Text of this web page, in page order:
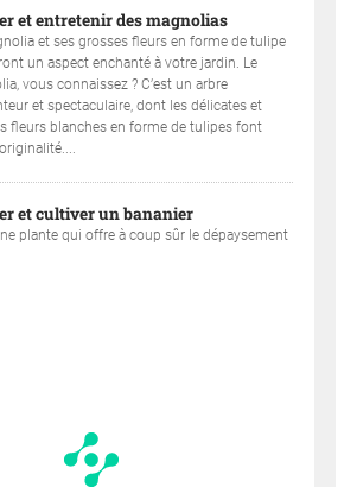
et entretenir des magnolias
et ses grosses fleurs en forme de tulipe
un aspect enchanté à votre jardin. Le
vous connaissez ? C’est un arbre
et spectaculaire, dont les délicates et
fleurs blanches en forme de tulipes font
et cultiver un bananier
plante qui offre à coup sûr le dépaysement